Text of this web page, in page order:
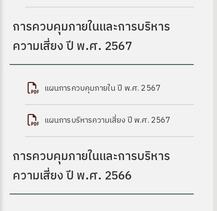
การควบคุมภายในและการบริหาร
ความเสี่ยง ปี พ.ศ. 2567
แผนการควบคุมภายใน ปี พ.ศ. 2567
แผนการบริหารความเสี่ยง ปี พ.ศ. 2567
การควบคุมภายในและการบริหาร
ความเสี่ยง ปี พ.ศ. 2566